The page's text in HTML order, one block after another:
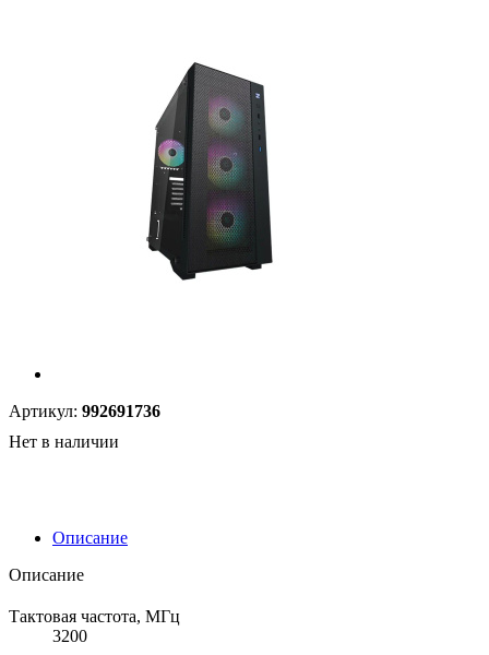
Артикул: 992691736
Нет в наличии
Описание
Описание
Тактовая частота, МГц
3200